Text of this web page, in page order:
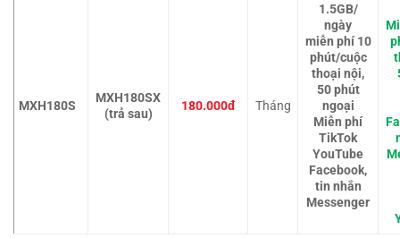
MXH180S
MXH180SX
(trả sau)
180.000đ Tháng
1.5GB/
ngày
miễn phí 10
phút/cuộc
thoại nội,
50 phút
ngoại
Miễn phí
TikTok
YouTube
Facebook,
tin nhắn
Messenger